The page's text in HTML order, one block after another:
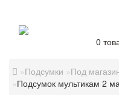
0
Подсумки
Под
Подсумок мультикам 2